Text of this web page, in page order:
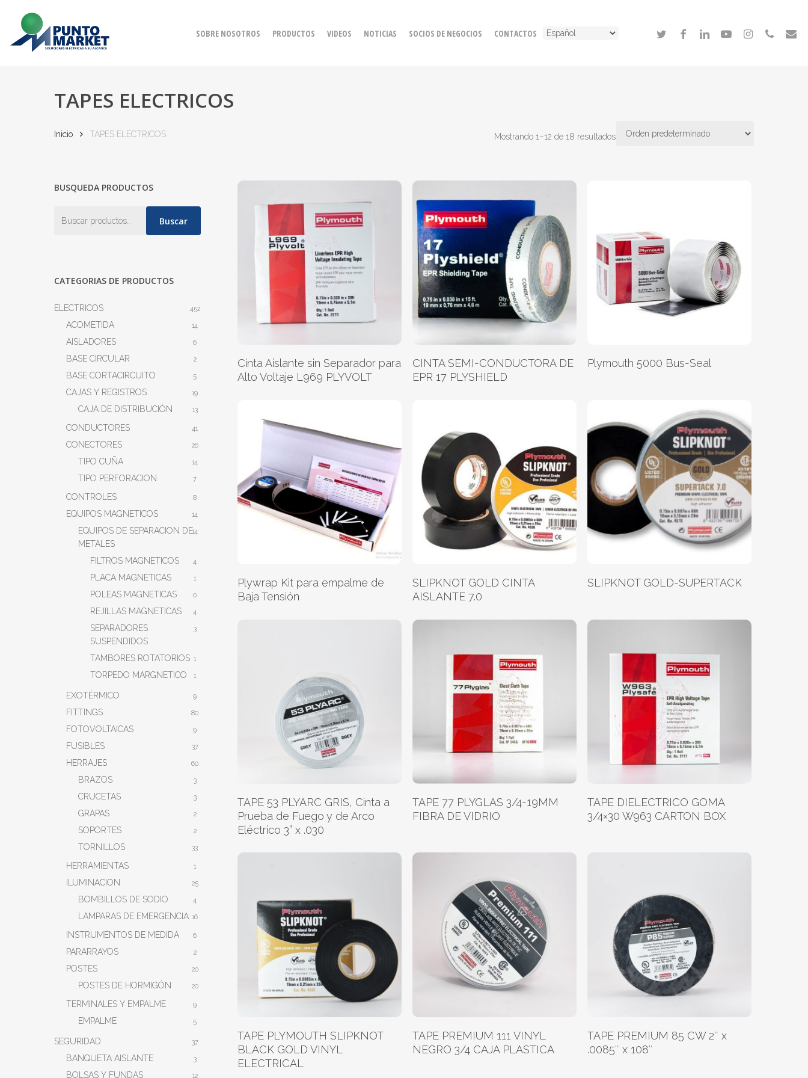
content
SOBRE NOSOTROS PRODUCTOS VIDEOS NOTICIAS SOCIOS DE NEGOCIOS CONTACTOS twitter facebooklinkedinyoutubeinstagramphone email
TAPES ELECTRICOS
Mostrando 1–12 de 18 resultados
Inicio TAPES ELECTRICOS
BUSQUEDA PRODUCTOS
por:
Buscar
CATEGORIAS DE PRODUCTOS
ELECTRICOS 452
ACOMETIDA 14
AISLADORES 6
BASE CIRCULAR 2
BASE CORTACIRCUITO 5
CAJAS Y REGISTROS 19
CAJA DE DISTRIBUCIÓN 13
CONDUCTORES 41
CONECTORES 26
TIPO CUÑA 14
TIPO PERFORACION 7
CONTROLES 8
EQUIPOS MAGNETICOS 14
EQUIPOS DE SEPARACION DE
METALES
14
FILTROS MAGNETICOS 4
PLACA MAGNETICAS 1
POLEAS MAGNETICAS 0
REJILLAS MAGNETICAS 4
SEPARADORES
SUSPENDIDOS
3
TAMBORES ROTATORIOS 1
TORPEDO MARGNETICO 1
EXOTÉRMICO 9
FITTINGS 80
FOTOVOLTAICAS 9
FUSIBLES 37
HERRAJES 60
BRAZOS 3
CRUCETAS 3
GRAPAS 2
SOPORTES 2
TORNILLOS 33
HERRAMIENTAS 1
ILUMINACION 25
BOMBILLOS DE SODIO 4
LAMPARAS DE EMERGENCIA 16
INSTRUMENTOS DE MEDIDA 6
PARARRAYOS 2
POSTES 20
POSTES DE HORMIGÓN 20
TERMINALES Y EMPALME 9
EMPALME 5
SEGURIDAD 37
BANQUETA AISLANTE 3
BOLSAS Y FUNDAS 12
Leer Más
Cinta Aislante sin Separador para
Alto Voltaje L969 PLYVOLT
Leer Más
CINTA SEMI-CONDUCTORA DE
EPR 17 PLYSHIELD
Leer Más
Plymouth 5000 Bus-Seal
Leer Más
Plywrap Kit para empalme de
Baja Tensión
Leer Más
SLIPKNOT GOLD CINTA
AISLANTE 7.0
Leer Más
SLIPKNOT GOLD-SUPERTACK
Leer Más
TAPE 53 PLYARC GRIS, Cinta a
Prueba de Fuego y de Arco
Eléctrico 3” x .030
Leer Más
TAPE 77 PLYGLAS 3/4-19MM
FIBRA DE VIDRIO
Leer Más
TAPE DIELECTRICO GOMA
3/4×30 W963 CARTON BOX
TAPE PLYMOUTH SLIPKNOT
BLACK GOLD VINYL
ELECTRICAL
TAPE PREMIUM 111 VINYL
NEGRO 3/4 CAJA PLASTICA
TAPE PREMIUM 85 CW 2″ x
.0085″ x 108″